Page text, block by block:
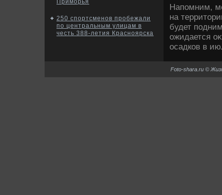
Приморья
250 спортсменов пробежали
по центральным улицам в
честь 388-летия Красноярска
Напомним,
на
будет
ожидается
осадков в
Foto-shara.ru ©